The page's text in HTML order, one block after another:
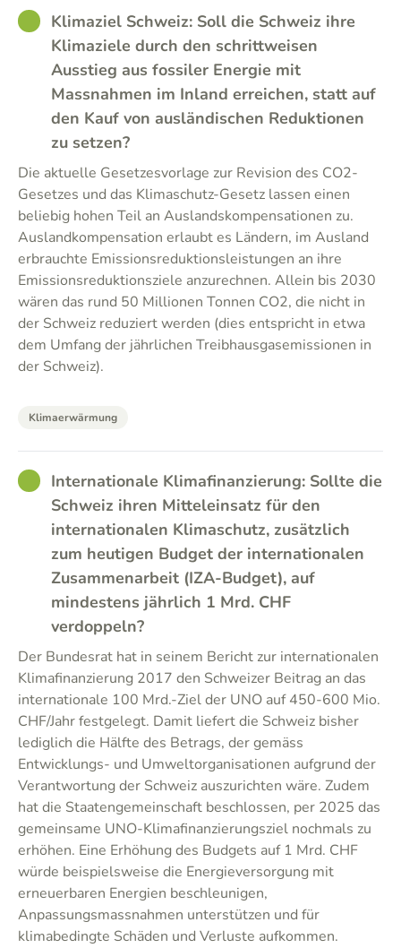
GOODKlimaziel Schweiz: Soll die Schweiz ihre
Klimaziele durch den schrittweisen
Ausstieg aus fossiler Energie mit
Massnahmen im Inland erreichen, statt auf
den Kauf von ausländischen Reduktionen
zu setzen?
Die aktuelle Gesetzesvorlage zur Revision des CO2-
Gesetzes und das Klimaschutz-Gesetz lassen einen
beliebig hohen Teil an Auslandskompensationen zu.
Auslandkompensation erlaubt es Ländern, im Ausland
erbrauchte Emissionsreduktionsleistungen an ihre
Emissionsreduktionsziele anzurechnen. Allein bis 2030
wären das rund 50 Millionen Tonnen CO2, die nicht in
der Schweiz reduziert werden (dies entspricht in etwa
dem Umfang der jährlichen Treibhausgasemissionen in
der Schweiz).
Klimaerwärmung
GOODInternationale Klimafinanzierung: Sollte die
Schweiz ihren Mitteleinsatz für den
internationalen Klimaschutz, zusätzlich
zum heutigen Budget der internationalen
Zusammenarbeit (IZA-Budget), auf
mindestens jährlich 1 Mrd. CHF
verdoppeln?
Der Bundesrat hat in seinem Bericht zur internationalen
Klimafinanzierung 2017 den Schweizer Beitrag an das
internationale 100 Mrd.-Ziel der UNO auf 450-600 Mio.
CHF/Jahr festgelegt. Damit liefert die Schweiz bisher
lediglich die Hälfte des Betrags, der gemäss
Entwicklungs- und Umweltorganisationen aufgrund der
Verantwortung der Schweiz auszurichten wäre. Zudem
hat die Staatengemeinschaft beschlossen, per 2025 das
gemeinsame UNO-Klimafinanzierungsziel nochmals zu
erhöhen. Eine Erhöhung des Budgets auf 1 Mrd. CHF
würde beispielsweise die Energieversorgung mit
erneuerbaren Energien beschleunigen,
Anpassungsmassnahmen unterstützen und für
klimabedingte Schäden und Verluste aufkommen.